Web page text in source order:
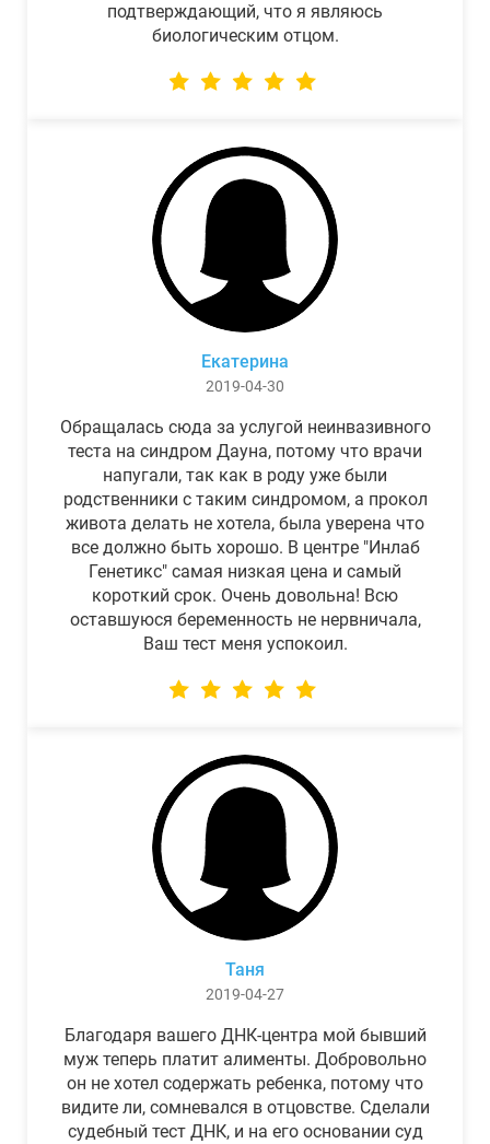
подтверждающий, что я являюсь
биологическим отцом.
Екатерина
2019-04-30
Обращалась сюда за услугой неинвазивного
теста на синдром Дауна, потому что врачи
напугали, так как в роду уже были
родственники с таким синдромом, а прокол
живота делать не хотела, была уверена что
все должно быть хорошо. В центре "Инлаб
Генетикс" самая низкая цена и самый
короткий срок. Очень довольна! Всю
оставшуюся беременность не нервничала,
Ваш тест меня успокоил.
Таня
2019-04-27
Благодаря вашего ДНК-центра мой бывший
муж теперь платит алименты. Добровольно
он не хотел содержать ребенка, потому что
видите ли, сомневался в отцовстве. Сделали
судебный тест ДНК, и на его основании суд